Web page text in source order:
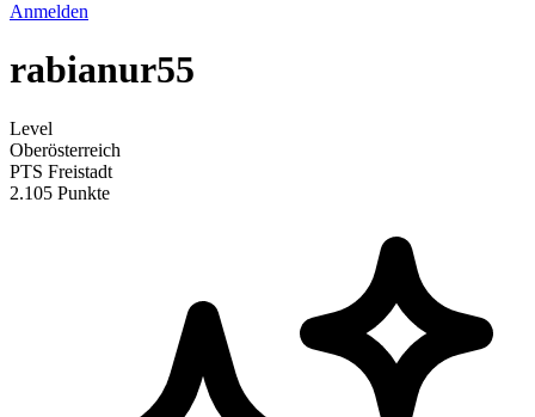
Anmelden
rabianur55
Level
Oberösterreich
PTS Freistadt
2.105 Punkte